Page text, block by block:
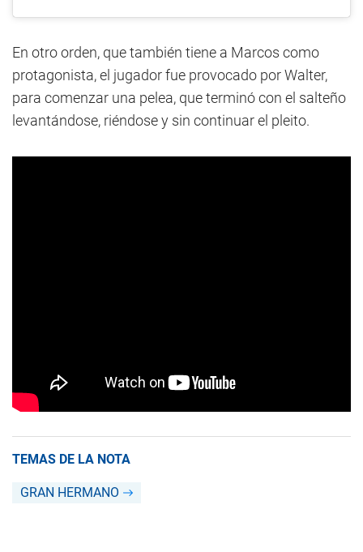
En otro orden, que también tiene a Marcos como
protagonista, el jugador fue provocado por Walter,
para comenzar una pelea, que terminó con el salteño
levantándose, riéndose y sin continuar el pleito.
TEMAS DE LA NOTA
GRAN HERMANO